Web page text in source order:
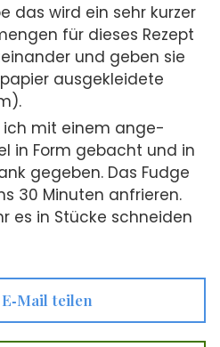
das wird ein sehr kur­zer
für die­ses Rezept
und geben sie
aus­ge­klei­de­te
ich mit einem ange­
in Form gebacht und in
gege­ben. Das Fudge
30 Minu­ten anfrie­ren.
es in Stü­cke schnei­den
tei­len